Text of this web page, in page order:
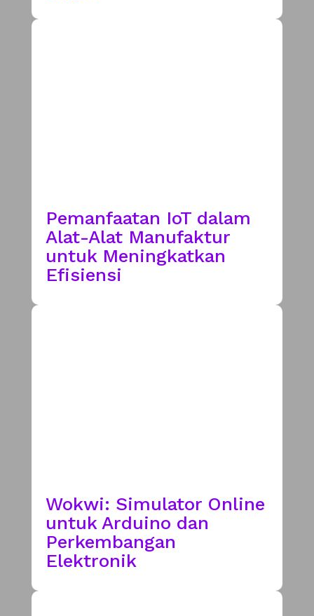
Pemanfaatan IoT dalam
Alat-Alat Manufaktur
untuk Meningkatkan
Efisiensi
Wokwi: Simulator Online
untuk Arduino dan
Perkembangan
Elektronik